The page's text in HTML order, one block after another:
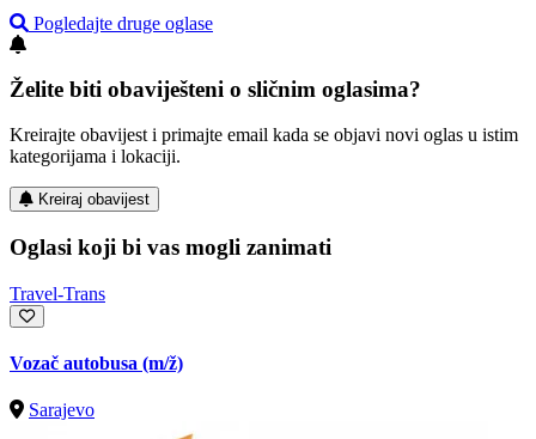
Pogledajte druge oglase
Želite biti obaviješteni o sličnim oglasima?
Kreirajte obavijest i primajte email kada se objavi novi oglas u istim
kategorijama i lokaciji.
Kreiraj obavijest
Oglasi koji bi vas mogli zanimati
Travel-Trans
Vozač autobusa (m/ž)
Sarajevo